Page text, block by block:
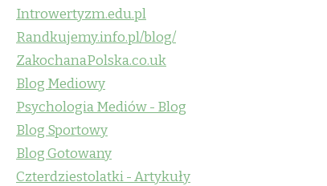
Introwertyzm.edu.pl
Randkujemy.info.pl/blog/
ZakochanaPolska.co.uk
Blog Mediowy
Psychologia Mediów - Blog
Blog Sportowy
Blog Gotowany
Czterdziestolatki - Artykuły